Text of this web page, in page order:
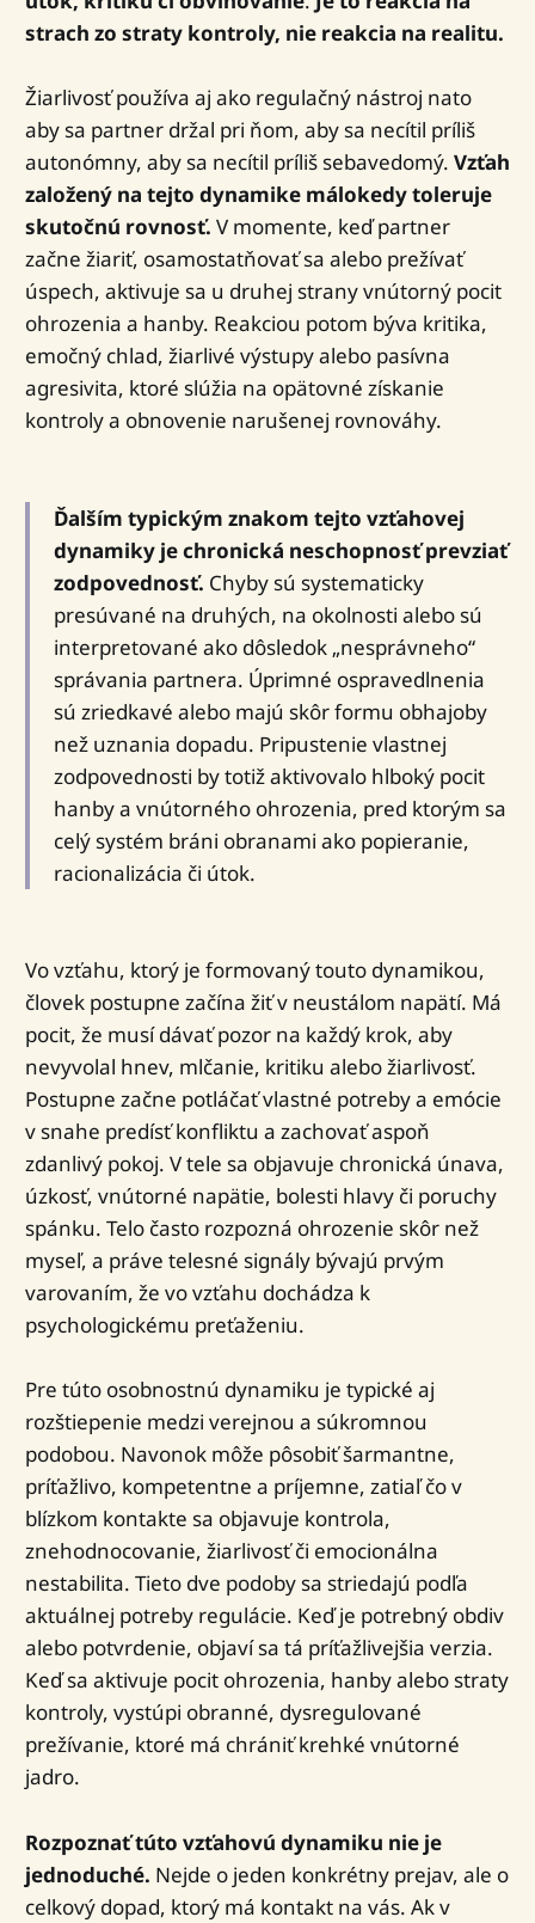
strach zo straty kontroly, nie reakcia na realitu.
Žiarlivosť používa aj ako regulačný nástroj nato
aby sa partner držal pri ňom, aby sa necítil príliš
autonómny, aby sa necítil príliš sebavedomý. Vzťah
založený na tejto dynamike málokedy toleruje
skutočnú rovnosť. V momente, keď partner
začne žiariť, osamostatňovať sa alebo prežívať
úspech, aktivuje sa u druhej strany vnútorný pocit
ohrozenia a hanby. Reakciou potom býva kritika,
emočný chlad, žiarlivé výstupy alebo pasívna
agresivita, ktoré slúžia na opätovné získanie
kontroly a obnovenie narušenej rovnováhy.
Ďalším typickým znakom tejto vzťahovej
dynamiky je chronická neschopnosť prevziať
zodpovednosť. Chyby sú systematicky
presúvané na druhých, na okolnosti alebo sú
interpretované ako dôsledok „nesprávneho“
správania partnera. Úprimné ospravedlnenia
sú zriedkavé alebo majú skôr formu obhajoby
než uznania dopadu. Pripustenie vlastnej
zodpovednosti by totiž aktivovalo hlboký pocit
hanby a vnútorného ohrozenia, pred ktorým sa
celý systém bráni obranami ako popieranie,
racionalizácia či útok.
Vo vzťahu, ktorý je formovaný touto dynamikou,
človek postupne začína žiť v neustálom napätí. Má
pocit, že musí dávať pozor na každý krok, aby
nevyvolal hnev, mlčanie, kritiku alebo žiarlivosť.
Postupne začne potláčať vlastné potreby a emócie
v snahe predísť konfliktu a zachovať aspoň
zdanlivý pokoj. V tele sa objavuje chronická únava,
úzkosť, vnútorné napätie, bolesti hlavy či poruchy
spánku. Telo často rozpozná ohrozenie skôr než
myseľ, a práve telesné signály bývajú prvým
varovaním, že vo vzťahu dochádza k
psychologickému preťaženiu.
Pre túto osobnostnú dynamiku je typické aj
rozštiepenie medzi verejnou a súkromnou
podobou. Navonok môže pôsobiť šarmantne,
príťažlivo, kompetentne a príjemne, zatiaľ čo v
blízkom kontakte sa objavuje kontrola,
znehodnocovanie, žiarlivosť či emocionálna
nestabilita. Tieto dve podoby sa striedajú podľa
aktuálnej potreby regulácie. Keď je potrebný obdiv
alebo potvrdenie, objaví sa tá príťažlivejšia verzia.
Keď sa aktivuje pocit ohrozenia, hanby alebo straty
kontroly, vystúpi obranné, dysregulované
prežívanie, ktoré má chrániť krehké vnútorné
jadro.
Rozpoznať túto vzťahovú dynamiku nie je
jednoduché. Nejde o jeden konkrétny prejav, ale o
celkový dopad, ktorý má kontakt na vás. Ak v